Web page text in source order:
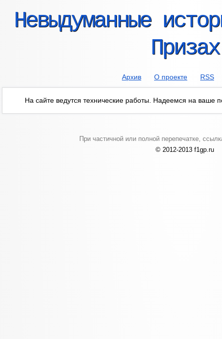
Невыдуманные
Призах
Архив О проекте RSS
На сайте ведутся технические работы. Надеемся на ваше
При частичной или полной перепечатке,
© 2012-2013 f1gp.ru